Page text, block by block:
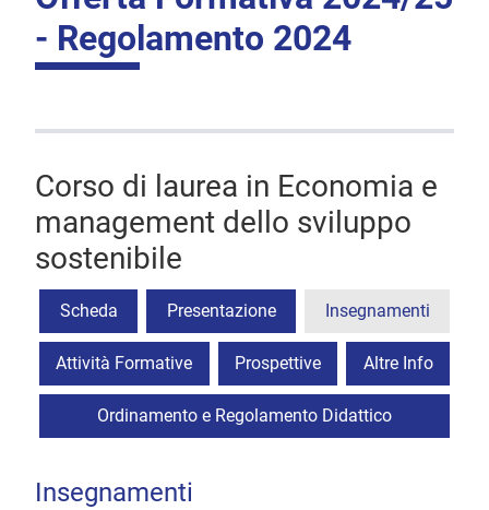
- Regolamento 2024
Corso di laurea in Economia e
management dello sviluppo
sostenibile
Scheda Presentazione Insegnamenti
Attività Formative Prospettive Altre Info
Ordinamento e Regolamento Didattico
Insegnamenti